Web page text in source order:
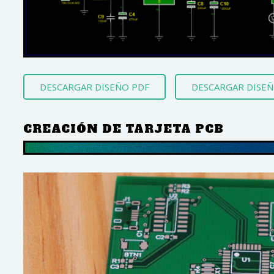
DESCARGAR DISEÑO PDF DESCARGAR
CREACIÓN DE TARJETA PCB